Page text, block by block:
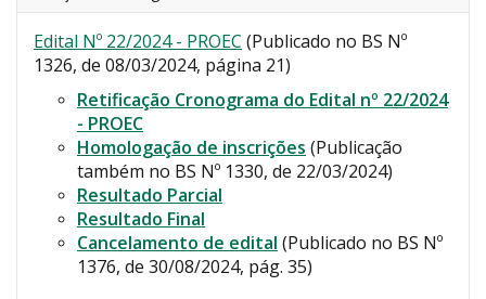
Edital Nº 22/2024 - PROEC (Publicado no BS Nº
1326, de 08/03/2024, página 21)
Retificação Cronograma do Edital nº 22/2024
- PROEC
Homologação de inscrições (Publicação
também no BS Nº 1330, de 22/03/2024)
Resultado Parcial
Resultado Final
Cancelamento de edital (Publicado no BS Nº
1376, de 30/08/2024, pág. 35)